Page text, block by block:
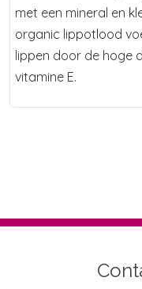
met een mineral en
organic lippotlood
lippen door de hoge
vitamine E.